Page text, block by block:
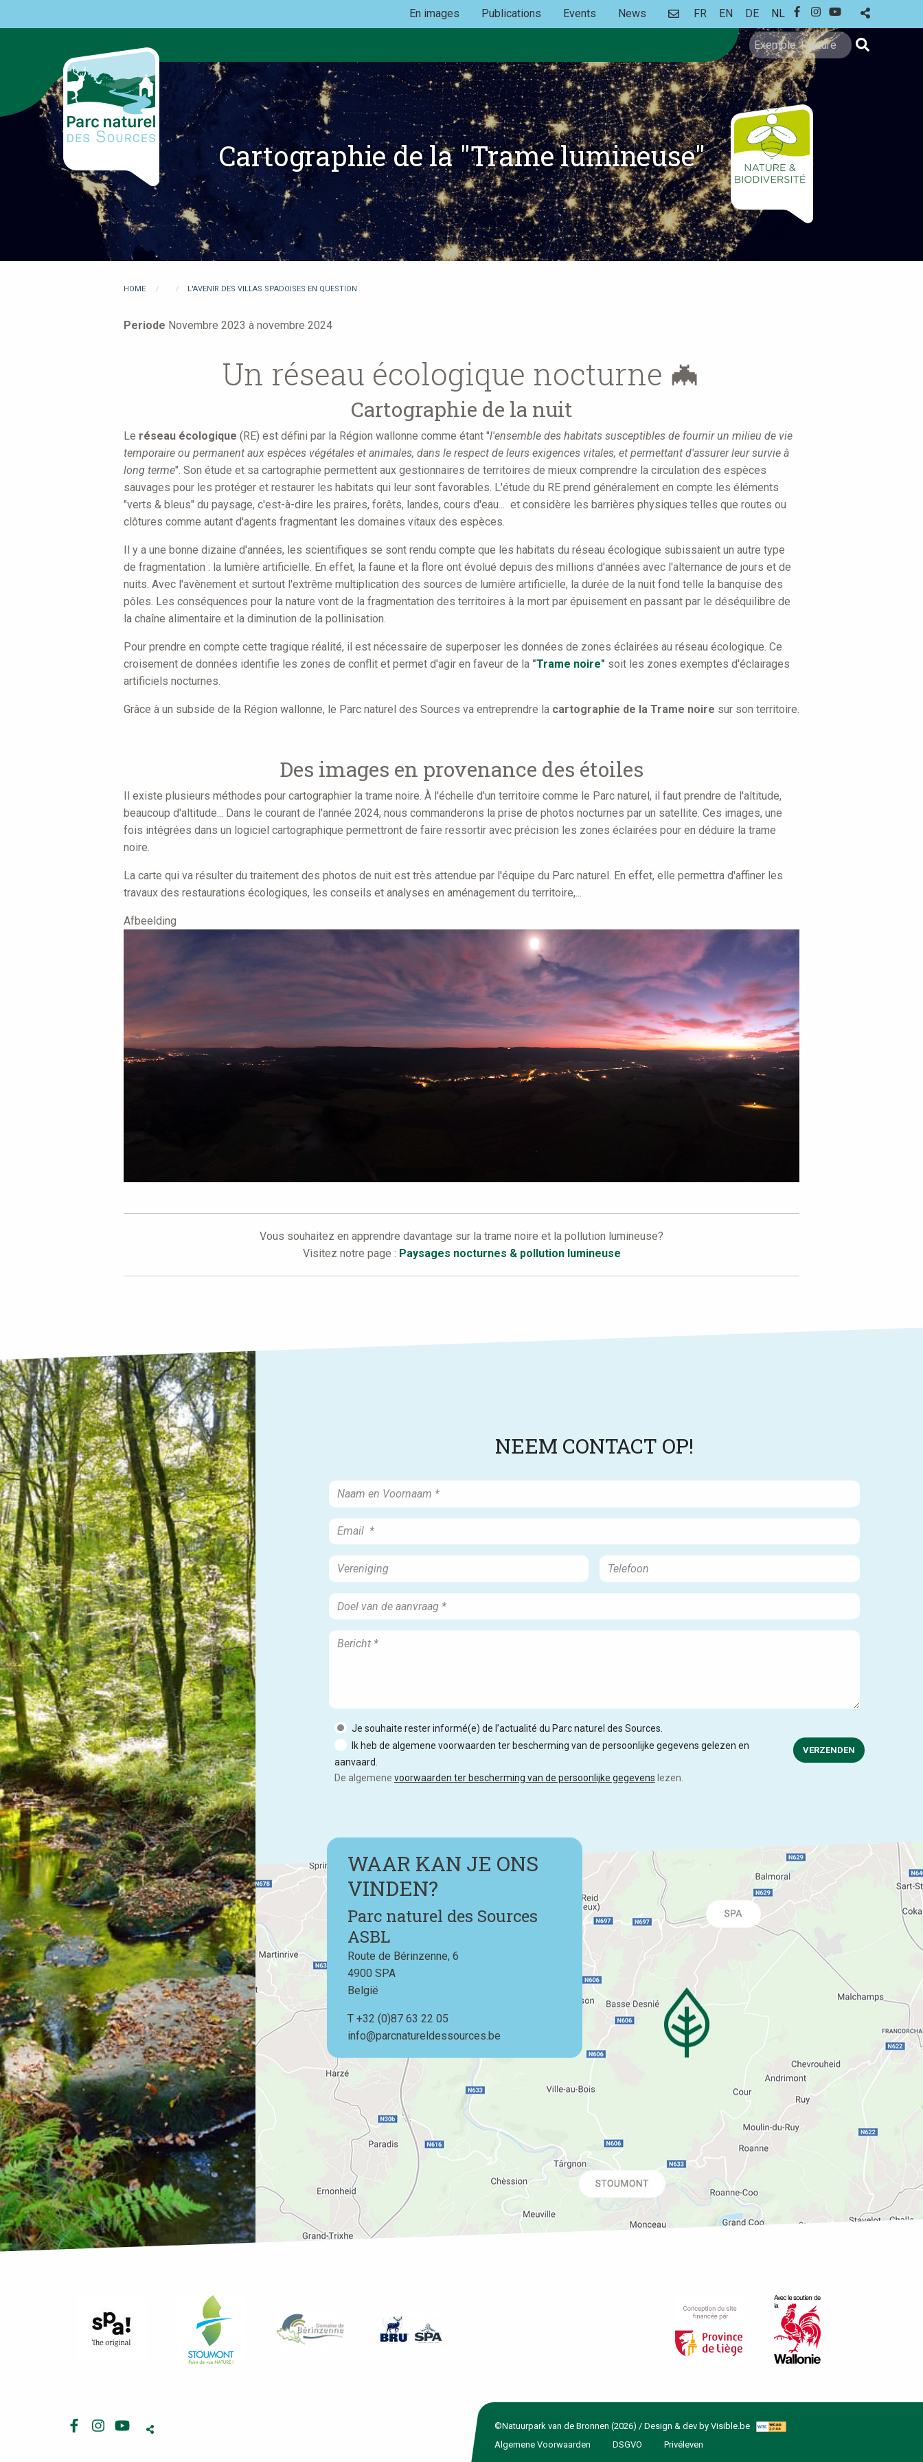
en
Zoeken
En images Publications Events News CONTACT
FR EN DE NL
FACEBOOK
INSTAGRAM
YOUTUBE
Cartographie de la "Trame lumineuse"
You
here
HOME L'AVENIR DES VILLAS SPADOISES EN QUESTION
Periode Novembre 2023 à novembre 2024
Un réseau écologique nocturne 🦇
Cartographie de la nuit
Le réseau écologique (RE) est défini par la Région wallonne comme étant "l'ensemble des habitats susceptibles de fournir un milieu de vie
temporaire ou permanent aux espèces végétales et animales, dans le respect de leurs exigences vitales, et permettant d'assurer leur survie à
long terme". Son étude et sa cartographie permettent aux gestionnaires de territoires de mieux comprendre la circulation des espèces
sauvages pour les protéger et restaurer les habitats qui leur sont favorables. L'étude du RE prend généralement en compte les éléments
"verts & bleus" du paysage, c'est-à-dire les praires, forêts, landes, cours d'eau... et considère les barrières physiques telles que routes ou
clôtures comme autant d'agents fragmentant les domaines vitaux des espèces.
Il y a une bonne dizaine d'années, les scientifiques se sont rendu compte que les habitats du réseau écologique subissaient un autre type
de fragmentation : la lumière artificielle. En effet, la faune et la flore ont évolué depuis des millions d'années avec l'alternance de jours et de
nuits. Avec l'avènement et surtout l'extrême multiplication des sources de lumière artificielle, la durée de la nuit fond telle la banquise des
pôles. Les conséquences pour la nature vont de la fragmentation des territoires à la mort par épuisement en passant par le déséquilibre de
la chaîne alimentaire et la diminution de la pollinisation.
Pour prendre en compte cette tragique réalité, il est nécessaire de superposer les données de zones éclairées au réseau écologique. Ce
croisement de données identifie les zones de conflit et permet d'agir en faveur de la "Trame noire" soit les zones exemptes d'éclairages
artificiels nocturnes.
Grâce à un subside de la Région wallonne, le Parc naturel des Sources va entreprendre la cartographie de la Trame noire sur son territoire.
Des images en provenance des étoiles
Il existe plusieurs méthodes pour cartographier la trame noire. À l'échelle d'un territoire comme le Parc naturel, il faut prendre de l'altitude,
beaucoup d'altitude... Dans le courant de l'année 2024, nous commanderons la prise de photos nocturnes par un satellite. Ces images, une
fois intégrées dans un logiciel cartographique permettront de faire ressortir avec précision les zones éclairées pour en déduire la trame
noire.
La carte qui va résulter du traitement des photos de nuit est très attendue par l'équipe du Parc naturel. En effet, elle permettra d'affiner les
travaux des restaurations écologiques, les conseils et analyses en aménagement du territoire,...
Afbeelding
Vous souhaitez en apprendre davantage sur la trame noire et la pollution lumineuse?
Visitez notre page : Paysages nocturnes & pollution lumineuse
NEEM CONTACT OP!
Je souhaite rester informé(e) de l’actualité du Parc naturel des Sources.
Ik heb de algemene voorwaarden ter bescherming van de persoonlijke gegevens gelezen en
aanvaard.
De algemene voorwaarden ter bescherming van de persoonlijke gegevens lezen.
VERZENDEN
WAAR KAN JE ONS
VINDEN?
Parc naturel des Sources
ASBL
Route de Bérinzenne, 6
4900 SPA
België
T Téléphone
+32 (0)87 63 22 05
info@parcnatureldessources.be
Facebook
Instagram
Youtube ©Natuurpark van de Bronnen (2026) / Design & dev by Visible.be
Algemene Voorwaarden
DSGVO Privéleven